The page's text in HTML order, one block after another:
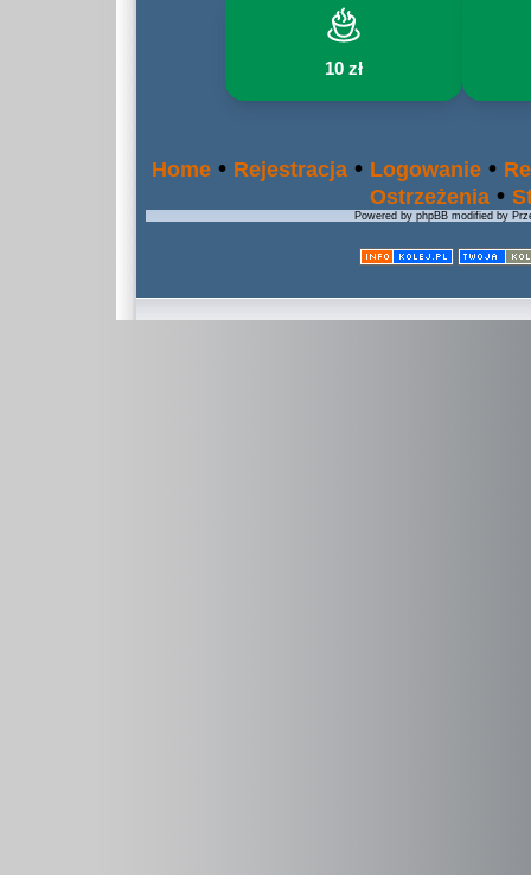
10 zł
Home • Rejestracja • Logowanie •
Ostrzeżenia •
Powered by phpBB modified by